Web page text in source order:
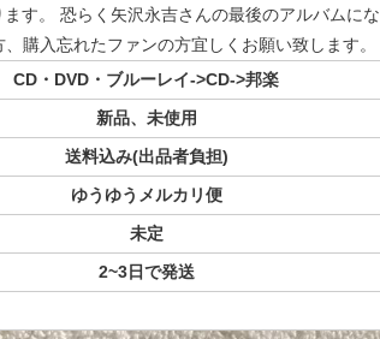
す。 恐らく矢沢永吉さんの最後のアルバムにな
購入忘れたファンの方宜しくお願い致します。
CD・DVD・ブルーレイ->CD->邦楽
新品、未使用
送料込み(出品者負担)
ゆうゆうメルカリ便
未定
2~3日で発送